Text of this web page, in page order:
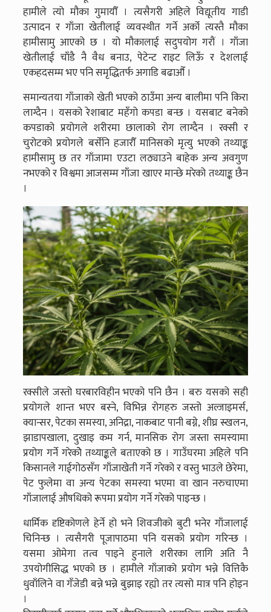
हामीले त्यो मौका गुमायौँ । त्यसैगरी अहिले विद्यूतीय गाडी
उत्पादन र गाँजा खेतीलाई व्यवस्थीत गर्ने अर्को त्यस्तै मौका
हामीसामु आएको छ । यो मौकालाई सदुपयोग गरौं । गाँजा
खेतीलाई चाँडै नै वैध बनाउ, पेटेन्ट राइट लिऊँ र देशलाई
एकहदसम्म भए पनि समृद्धितर्फ अगाडि बढाऔँ ।
समान्यतया गाँजाको खेती भएको ठाउँमा अन्य बालीमा पनि किरा
लाग्दैन । यसको रेशाबाट महँगो कपडा बन्छ । यसबाट बनेको
कपडाको प्रयोगले शरीरमा छालाको रोग लाग्दैन । रक्सी र
चुरोटको प्रयोगले बर्सेनि हजारौँ मानिसको मृत्यु भएको तथ्याङ्क
हामीसामु छ तर गाँजामा एउटा लठ्याउने बाहेक अन्य अवगुण
नभएको र विश्वमा आजसम्म गाँजा खाएर मान्छे मरेको तथ्याङ्क छैन
।
रक्सीले जस्तो घरबारविहीन भएको पनि छैन । बरु यसको सही
प्रयोगले शान्त भएर बस्ने, विभिन्न रोगहरु जस्तो अल्जाइमर्स,
क्यान्सर, पेटका समस्या, अनिद्रा, नाकबाट पानी बग्ने, शीघ्र स्खलन,
झाडापखाला, दुखाइ कम गर्न, मानसिक रोग जस्ता समस्यामा
प्रयोग गर्ने गरेकोे तथ्याङ्कले बताएको छ । गाउँघरमा अहिले पनि
किसानले गाईगोठसँग गाँजाखेती गर्ने गरेको र वस्तु भाउले छेरेमा,
पेट फुलेमा वा अन्य पेटका समस्या भएमा वा खान नरुचाएमा
गाँजालाई औषधिको रूपमा प्रयोग गर्ने गरेको पाइन्छ ।
धार्मिक दृष्टिकोणले हेर्ने हो भने शिवजीको बुटी भनेर गाँजालाई
चिनिन्छ । त्यसैगरी पूजापाठमा पनि यसको प्रयोग गरिन्छ ।
यसमा ओमेगा तत्व पाइने हुनाले शरीरका लागि अति नै
उपयोगीसिद्ध भएको छ । हामीले गाँजाको प्रयोग भन्ने वित्तिकै
धुवाँलिने वा गँजेडी बन्ने भन्ने बुझाइ रह्यो तर त्यसो मात्र पनि होइन
।